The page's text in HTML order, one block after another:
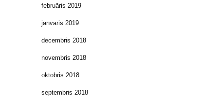
februāris 2019
janvāris 2019
decembris 2018
novembris 2018
oktobris 2018
septembris 2018